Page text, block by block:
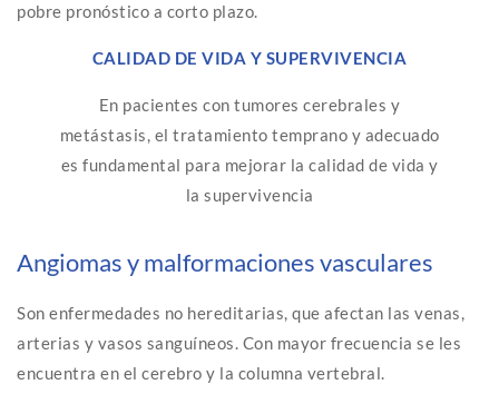
pobre pronóstico a corto plazo.
CALIDAD DE VIDA Y SUPERVIVENCIA
En pacientes con tumores cerebrales y
metástasis, el tratamiento temprano y adecuado
es fundamental para mejorar la calidad de vida y
la supervivencia
Angiomas y malformaciones vasculares
Son enfermedades no hereditarias, que afectan las venas,
arterias y vasos sanguíneos. Con mayor frecuencia se les
encuentra en el cerebro y la columna vertebral.